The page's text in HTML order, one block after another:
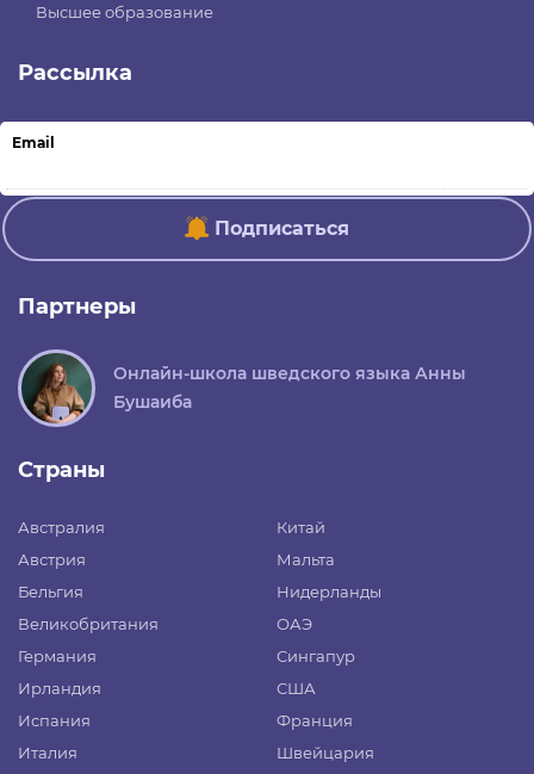
Высшее образование
Рассылка
Email
Подписаться
Партнеры
Онлайн-школа шведского языка Анны
Бушаиба
Страны
Австралия
Австрия
Бельгия
Великобритания
Германия
Ирландия
Испания
Италия
Китай
Мальта
Нидерланды
ОАЭ
Сингапур
США
Франция
Швейцария